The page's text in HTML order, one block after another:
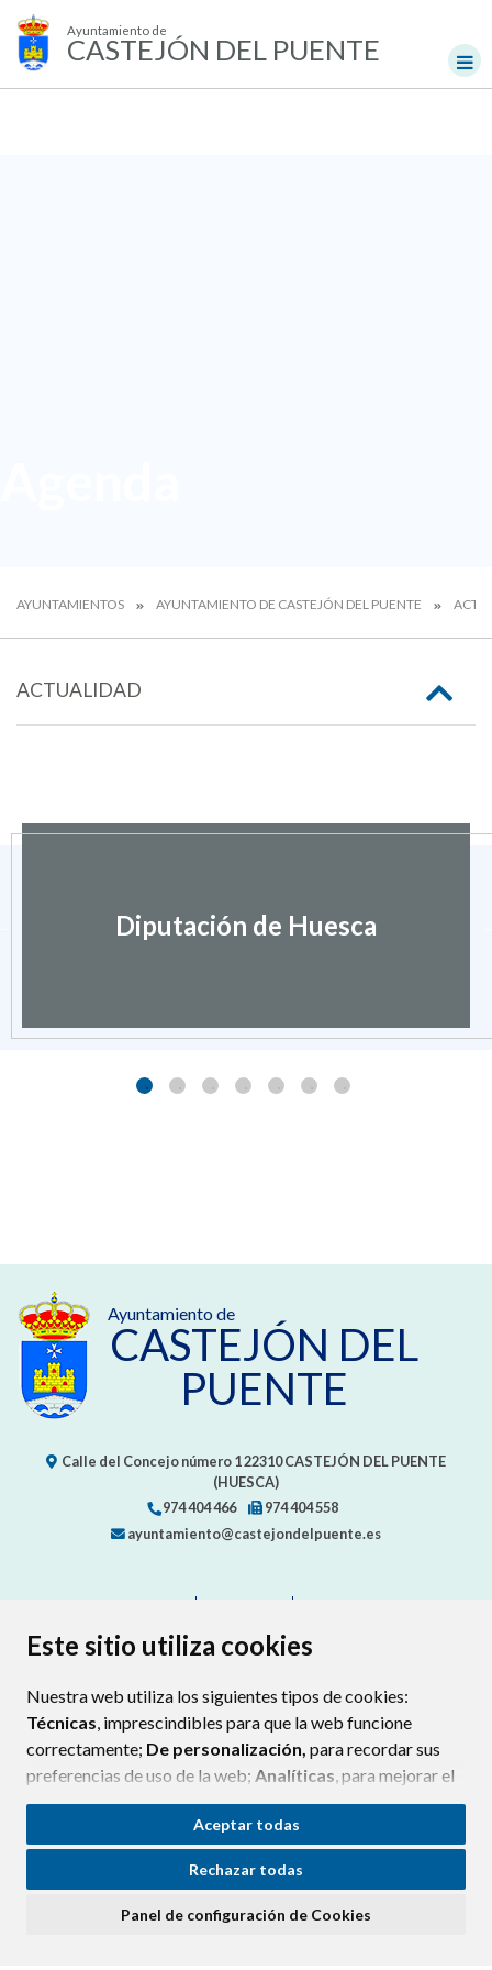
Este sitio utiliza cookies
Nuestra web utiliza los siguientes tipos de cookies:
Técnicas, imprescindibles para que la web funcione
correctamente; De personalización, para recordar sus
preferencias de uso de la web; Analíticas, para mejorar el
funcionamiento de la web y sus servicios.
Si acepta pulsando el botón“Aceptar todas”
consideramos que acepta su uso. Si pulsa el botón
ninguna acción, se guardarán las cookies técnicas
Aceptar todas
Rechazar todas
Panel de configuración de Cookies
Ayuntamiento de
CASTEJÓN DEL PUENTE
AYUNTAMIENTOS AYUNTAMIENTO DE CASTEJÓN DEL PUENTE
ACTUALIDAD
Diputación de Huesca
Ayuntamiento de
CASTEJÓN DEL
PUENTE
Calle del Concejo número 122310CASTEJÓN DEL PUENTE
(HUESCA)
974 404 466
974 404 558
ayuntamiento@castejondelpuente.es
PROTECCIÓN DE DATOS
POLÍTICA DE COOKIES